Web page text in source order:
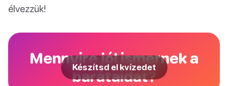
élvezzük!
Mennyire jól ismernek a
barátaidat?
Készítsd el kvízedet